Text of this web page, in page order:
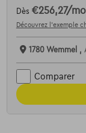
Dès €256,27/
Découvrez l’exemple
1780 Wemmel ,
Comparer